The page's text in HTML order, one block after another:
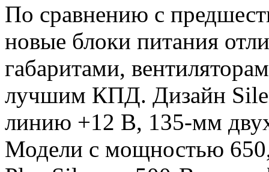
По сравнению с
новые блоки питания
габаритами,
лучшим КПД. Дизайн
линию +12 В, 135-мм
Модели с мощностью